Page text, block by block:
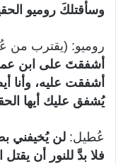
وسأقتلكَ روميو
روميو: (يقترب من
أشفقتَ على ابن
أشفقت عليه، وأنا
يُشفق عليك أيها
عُطيل: لن يُخيفني
فلا بدَّ للنور أن يقتل